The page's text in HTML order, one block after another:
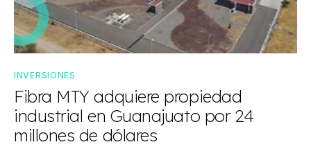
INVERSIONES
Fibra MTY adquiere propiedad
industrial en Guanajuato por 24
millones de dólares